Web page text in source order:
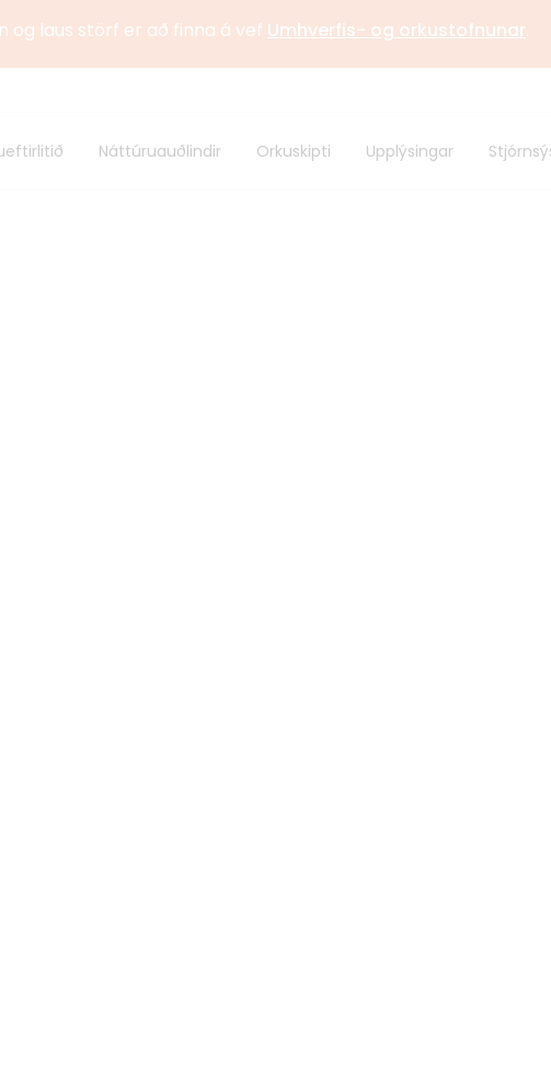
laus störf er að finna á vef Umhverfis- og orkustofnunar.
samstarf
Alþjóðlegt samstarf
Náttúruauðlindir Orkuskipti Upplýsingar